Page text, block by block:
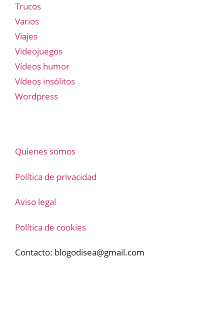
Trucos
Varios
Viajes
Videojuegos
Vídeos humor
Vídeos insólitos
Wordpress
Quienes somos
Política de privacidad
Aviso legal
Política de cookies
Contacto: blogodisea@gmail.com